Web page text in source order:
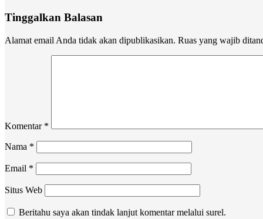
Tinggalkan Balasan
Alamat email Anda tidak akan dipublikasikan. Ruas yang wajib
Komentar *
Nama *
Email *
Situs Web
Beritahu saya akan tindak lanjut komentar melalui surel.